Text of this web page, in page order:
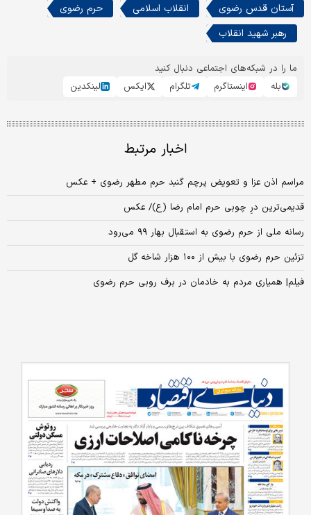
آستان قدس رضوی انقلاب اسلامی
حرم رضوی
رهبر شهید انقلاب
ما را در شبکه‌های اجتماعی دنبال کنید
بله
اینستاگرم تلگرام ایکس لینکدین
اخبار مرتبط
مراسم اذن عزا و تعویض پرچم گنبد حرم مطهر رضوی + عکس
قدیمی‌ترین درِ چوبی حرم امام رضا (ع)/ عکس
رسانه ملی از حرم رضوی به استقبال بهار ۹۹ می‌رود
تزئین حرم رضوی با بیش از ۱۰۰ هزار شاخه گل
فیلم| همیاری مردم به خادمان در برف روبی حرم رضوی